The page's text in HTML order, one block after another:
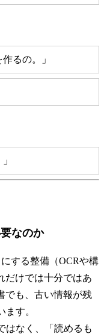
るの。」
なのか
する整備（OCRや構
だけでは十分ではあ
でも、古い情報が残
す。
はなく、「読めるも